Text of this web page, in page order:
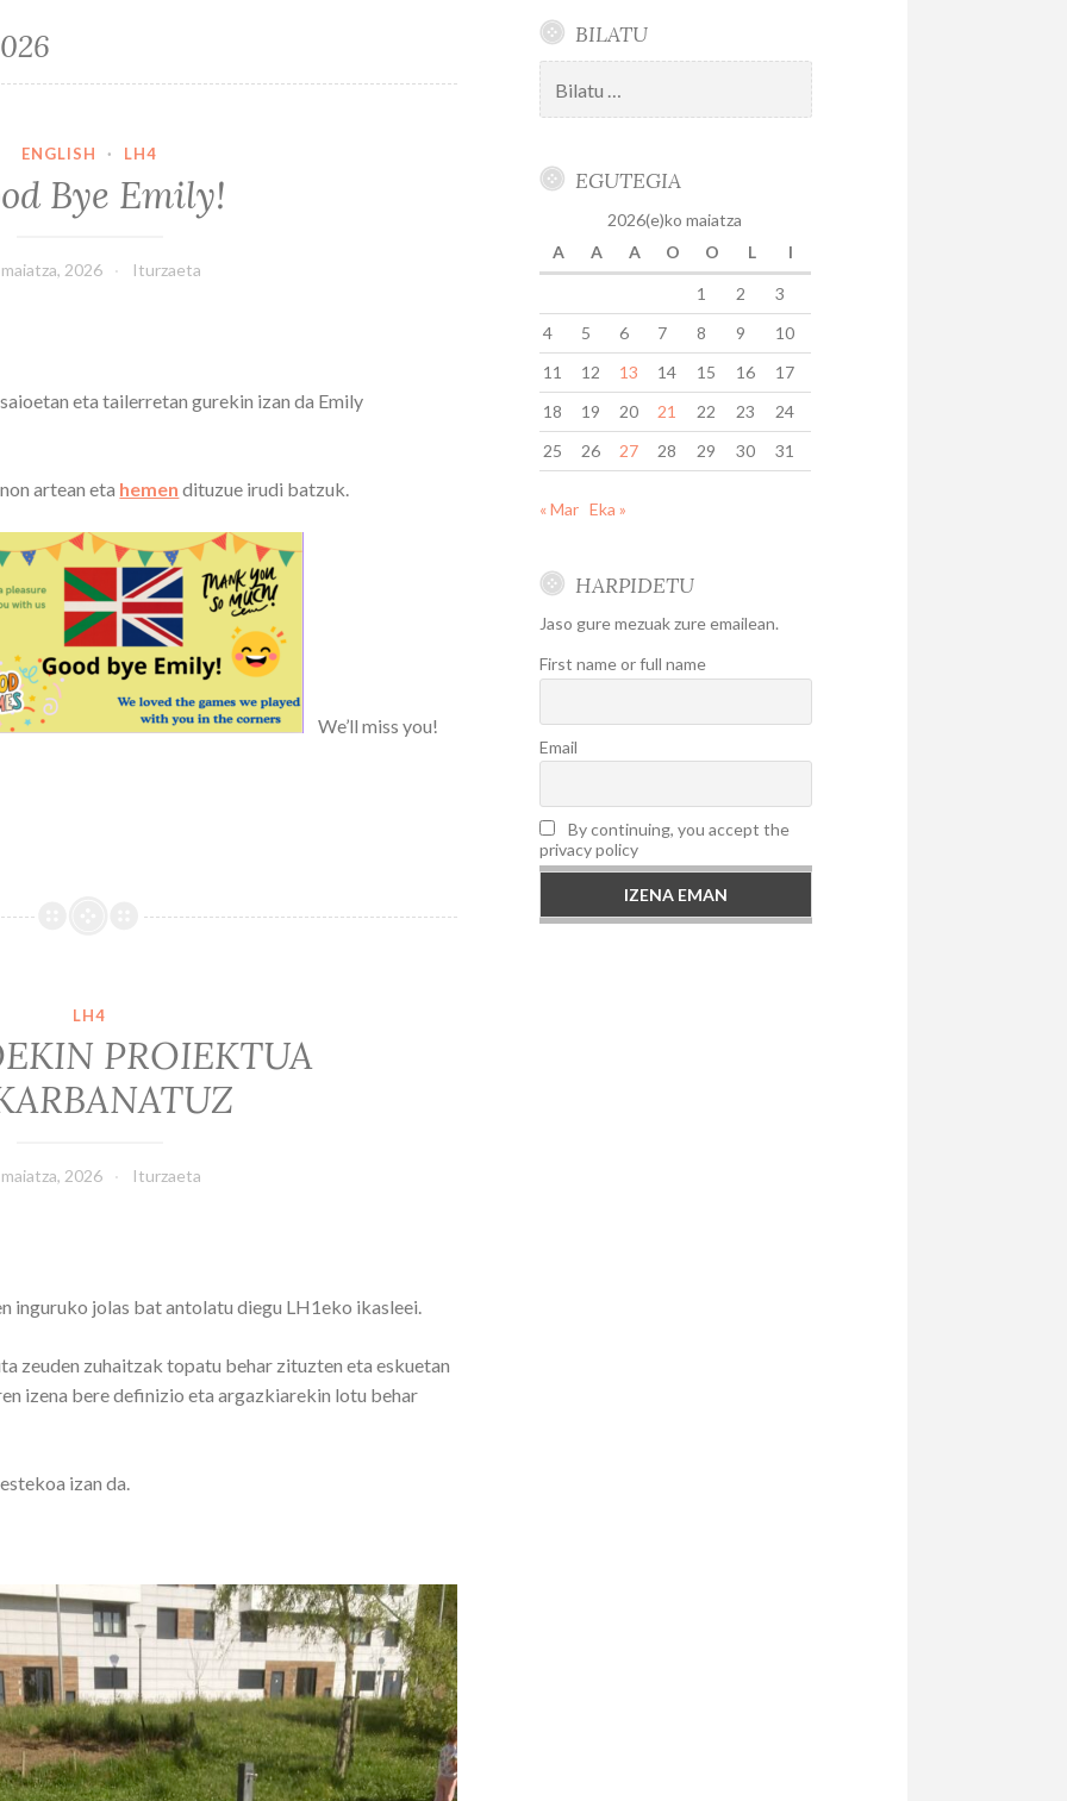
ENGLISH · LH4
Bye Emily!
2026 Iturzaeta
eta tailerretan gurekin izan da Emily
artean eta hemen dituzue irudi batzuk.
We’ll miss you!
LH4
PROIEKTUA
2026 Iturzaeta
inguruko jolas bat antolatu diegu LH1eko ikasleei.
zeuden zuhaitzak topatu behar zituzten eta eskuetan
izena bere definizio eta argazkiarekin lotu behar
izan da.
BILATU
EGUTEGIA
2026(e)ko maiatza
A
A A O O L I
1 2
3
4
5 6 7 8 9
10
11
12 13 14 15 16
17
18
19 20 21 22 23
24
25
26 27 28 29 30 31
« Mar Eka »
HARPIDETU
Jaso gure mezuak zure emailean.
First name or full name
Email
By continuing, you accept the
privacy policy